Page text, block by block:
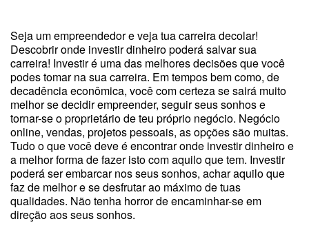
Seja um empreendedor e veja tua carreira decolar!
Descobrir onde investir dinheiro poderá salvar sua
carreira! Investir é uma das melhores decisões que você
podes tomar na sua carreira. Em tempos bem como, de
decadência econômica, você com certeza se sairá muito
melhor se decidir empreender, seguir seus sonhos e
tornar-se o proprietário de teu próprio negócio. Negócio
online, vendas, projetos pessoais, as opções são muitas.
Tudo o que você deve é encontrar onde investir dinheiro e
a melhor forma de fazer isto com aquilo que tem. Investir
poderá ser embarcar nos seus sonhos, achar aquilo que
faz de melhor e se desfrutar ao máximo de tuas
qualidades. Não tenha horror de encaminhar-se em
direção aos seus sonhos.